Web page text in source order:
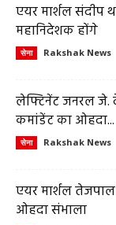
एयर मार्शल संदीप
महानिदेशक होंगे
सेना Rakshak News
लेफ्टिनेंट जनरल
कमांडेंट का ओहदा...
सेना Rakshak News
एयर मार्शल
ओहदा संभाला